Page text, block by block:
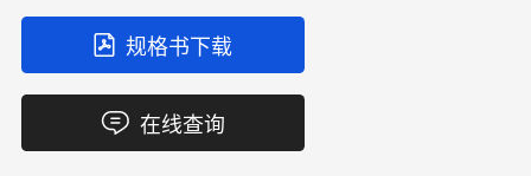
规格书下载
在线查询